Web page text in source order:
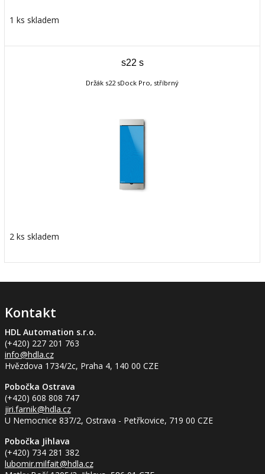
1 ks skladem
s22 s
Držák s22 sDock Pro, stříbrný
2 ks skladem
Kontakt
HDL Automation s.r.o.
(+420) 227 201 763
info@hdla.cz
Hvězdova 1734/2c, Praha 4, 140 00 CZE
Pobočka Ostrava
(+420) 608 808 747
jiri.farnik@hdla.cz
U Nemocnice 837/2, Ostrava - Petřkovice, 719 00 CZE
Pobočka Jihlava
(+420) 734 281 382
lubomir.milfait@hdla.cz